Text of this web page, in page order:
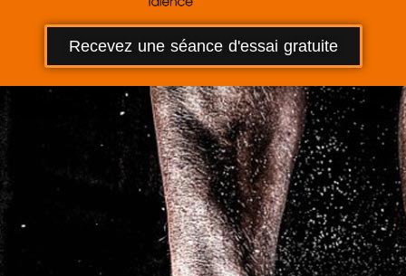
Recevez une séance d'essai gratuite